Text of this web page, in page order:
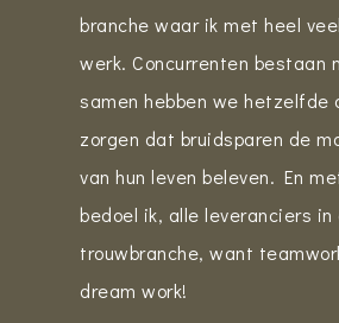
branche waar ik met heel
werk. Concurrenten bestaan
samen hebben we hetzelfde
zorgen dat bruidsparen de
van hun leven beleven. En
bedoel ik, alle leveranciers in
trouwbranche, want
dream work!